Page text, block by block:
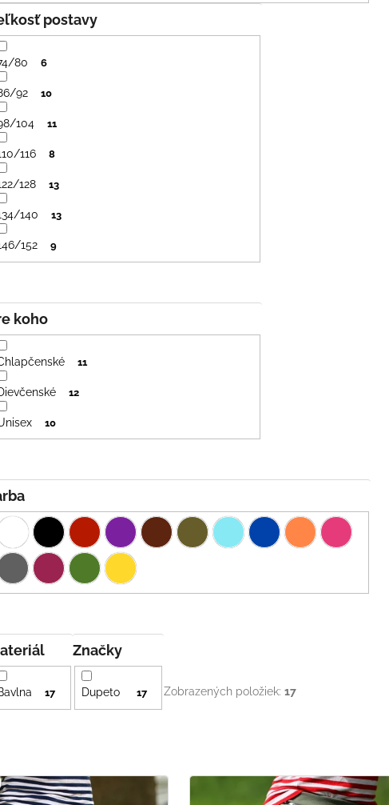
Značky
Dupeto 17
Materiál
17
koho
11
12
10
postavy
80 6
92 10
104 11
116 8
128 13
140 13
152 9
Zobrazených položiek:17